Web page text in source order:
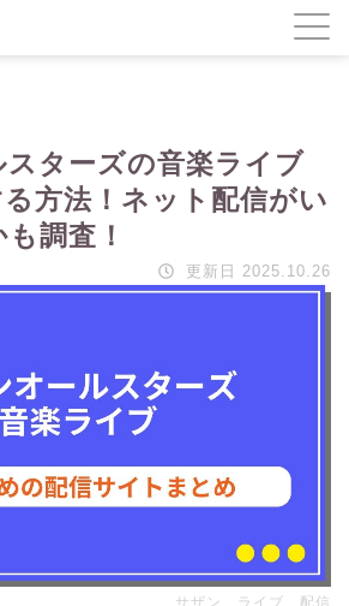
ターズの音楽ライブ
方法！ネット配信がい
調査！
更新日 2025.10.26
サザン ライブ 配信